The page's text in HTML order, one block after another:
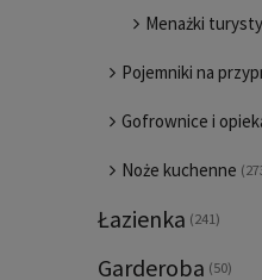
Menażki
Pojemniki na
Gofrownice i
Noże kuchenne
Łazienka (241)
Garderoba (50)